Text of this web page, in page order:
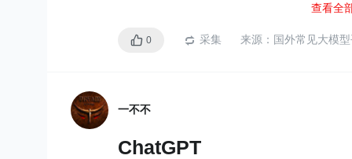
应用：LLaMA(Large
LLaMA2官方网站：
LLaMA2聊天体验：
查看全
0 采集 来源： 国外常见大模
一不不
ChatGPT